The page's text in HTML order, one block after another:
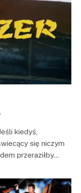
kiedyś,
się niczym
przeraziłby…